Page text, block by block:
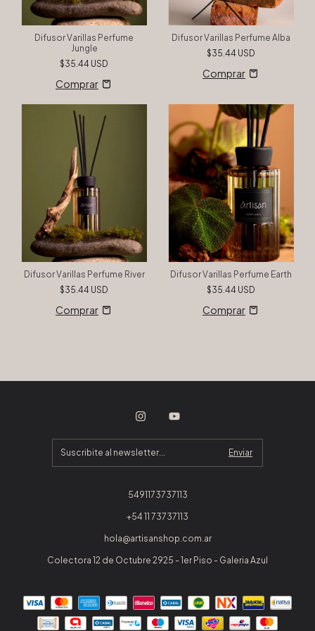
Difusor Varillas Perfume
Jungle
$35.44 USD
Difusor Varillas Perfume Alba
$35.44 USD
Difusor Varillas Perfume River
$35.44 USD
Difusor Varillas Perfume Earth
$35.44 USD
5491173737113
+54 11 73737113
hola@artisanshop.com.ar
Colectora 12 de Octubre 2925 - 1er Piso - Galeria Azul